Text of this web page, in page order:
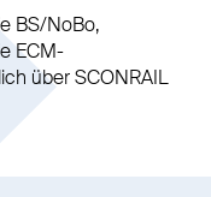
BS/NoBo,
ECM-
über SCONRAIL